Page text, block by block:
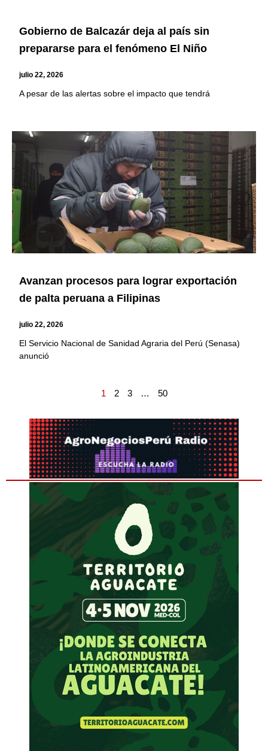
Gobierno de Balcazár deja al país sin
prepararse para el fenómeno El Niño
julio 22, 2026
A pesar de las alertas sobre el impacto que tendrá
Avanzan procesos para lograr exportación
de palta peruana a Filipinas
julio 22, 2026
El Servicio Nacional de Sanidad Agraria del Perú (Senasa)
anunció
1 2 3 … 50